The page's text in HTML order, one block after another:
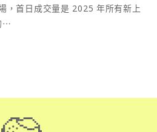
，首日成交量是 2025 年所有新上
⋯